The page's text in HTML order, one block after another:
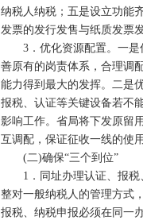
纳税人纳税；五是设立功能
发票的发行发售与纸质发票
3．优化资源配置。一是
善原有的岗责体系，合理调
能力得到最大的发挥。二是
报税、认证等关键设备若不
影响工作。省局将下发原留
互调配，保证征收一线的使用
(二)确保“三个到位”
1．同址办理认证、报税
整对一般纳税人的管理方式
报税、纳税申报必须在同一